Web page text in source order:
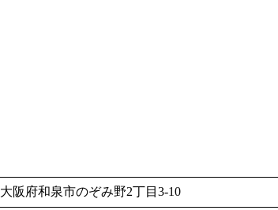
大阪府和泉市のぞみ野2丁目3-10